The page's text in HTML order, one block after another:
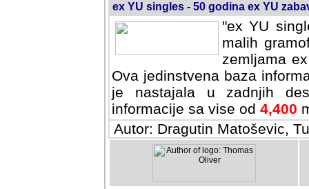
ex YU singles - 50 godina ex YU
"ex YU
malih
zemljama
Ova jedinstvena baza
je nastajala u zadnjih
informacije sa vise od 4,400
Autor: Dragutin Matoševic,